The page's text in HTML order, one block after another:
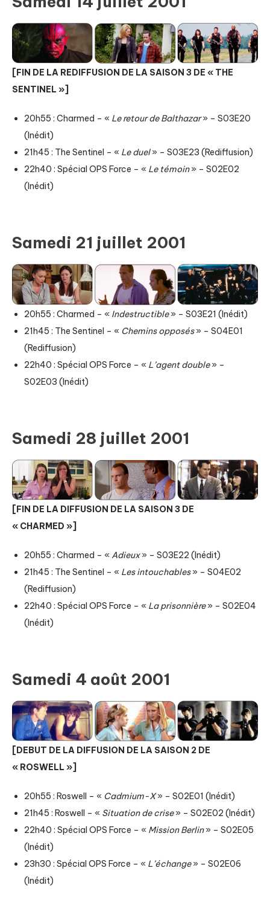
[FIN DE LA REDIFFUSION DE LA SAISON 3 DE « THE
SENTINEL »]
20h55 : Charmed – « Le retour de Balthazar» – S03E20
(Inédit)
21h45 : The Sentinel – « Le duel» – S03E23 (Rediffusion)
22h40 : Spécial OPS Force – « Le témoin» – S02E02
(Inédit)
Samedi 21 juillet 2001
20h55 : Charmed – « Indestructible» – S03E21 (Inédit)
21h45 : The Sentinel – « Chemins opposés» – S04E01
(Rediffusion)
22h40 : Spécial OPS Force – « L’agent double» –
S02E03 (Inédit)
Samedi 28 juillet 2001
[FIN DE LA DIFFUSION DE LA SAISON 3 DE
« CHARMED »]
20h55 : Charmed – « Adieux» – S03E22 (Inédit)
21h45 : The Sentinel – « Les intouchables» – S04E02
(Rediffusion)
22h40 : Spécial OPS Force – « La prisonnière» – S02E04
(Inédit)
Samedi 4 août 2001
[DEBUT DE LA DIFFUSION DE LA SAISON 2 DE
« ROSWELL »]
20h55 : Roswell – « Cadmium-X» – S02E01 (Inédit)
21h45 : Roswell – « Situation de crise» – S02E02 (Inédit)
22h40 : Spécial OPS Force – « Mission Berlin» – S02E05
(Inédit)
23h30 : Spécial OPS Force – « L’échange» – S02E06
(Inédit)